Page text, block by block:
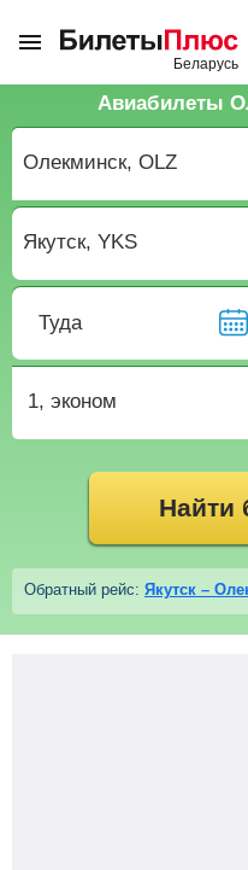
Авиабилеты
Туда
1, эконом
Найти
Обратный рейс: Якутск –